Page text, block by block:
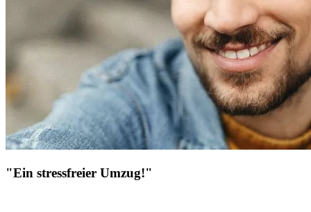
"Ein stressfreier Umzug!"